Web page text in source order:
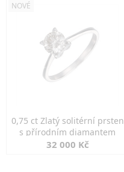
NOVÉ
0,75 ct Zlatý solitérní prsten
s přírodním diamantem
32 000 Kč